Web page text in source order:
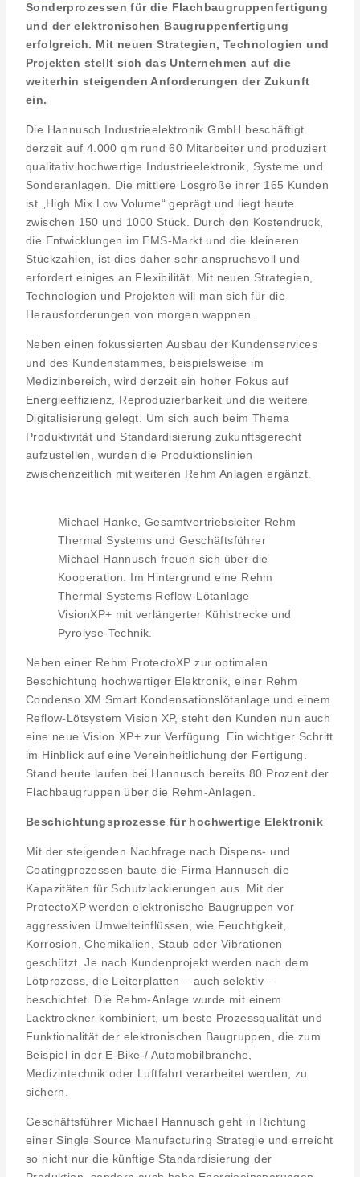
Sonderprozessen für die Flachbaugruppenfertigung
und der elektronischen Baugruppenfertigung
erfolgreich. Mit neuen Strategien, Technologien und
Projekten stellt sich das Unternehmen auf die
weiterhin steigenden Anforderungen der Zukunft
ein.
Die Hannusch Industrieelektronik GmbH beschäftigt
derzeit auf 4.000 qm rund 60 Mitarbeiter und produziert
qualitativ hochwertige Industrieelektronik, Systeme und
Sonderanlagen. Die mittlere Losgröße ihrer 165 Kunden
ist „High Mix Low Volume“ geprägt und liegt heute
zwischen 150 und 1000 Stück. Durch den Kostendruck,
die Entwicklungen im EMS-Markt und die kleineren
Stückzahlen, ist dies daher sehr anspruchsvoll und
erfordert einiges an Flexibilität. Mit neuen Strategien,
Technologien und Projekten will man sich für die
Herausforderungen von morgen wappnen.
Neben einen fokussierten Ausbau der Kundenservices
und des Kundenstammes, beispielsweise im
Medizinbereich, wird derzeit ein hoher Fokus auf
Energieeffizienz, Reproduzierbarkeit und die weitere
Digitalisierung gelegt. Um sich auch beim Thema
Produktivität und Standardisierung zukunftsgerecht
aufzustellen, wurden die Produktionslinien
zwischenzeitlich mit weiteren Rehm Anlagen ergänzt.
Michael Hanke, Gesamtvertriebsleiter Rehm
Thermal Systems und Geschäftsführer
Michael Hannusch freuen sich über die
Kooperation. Im Hintergrund eine Rehm
Thermal Systems Reflow-Lötanlage
VisionXP+ mit verlängerter Kühlstrecke und
Pyrolyse-Technik.
Neben einer Rehm ProtectoXP zur optimalen
Beschichtung hochwertiger Elektronik, einer Rehm
Condenso XM Smart Kondensationslötanlage und einem
Reflow-Lötsystem Vision XP, steht den Kunden nun auch
eine neue Vision XP+ zur Verfügung. Ein wichtiger Schritt
im Hinblick auf eine Vereinheitlichung der Fertigung.
Stand heute laufen bei Hannusch bereits 80 Prozent der
Flachbaugruppen über die Rehm-Anlagen.
Beschichtungsprozesse für hochwertige Elektronik
Mit der steigenden Nachfrage nach Dispens- und
Coatingprozessen baute die Firma Hannusch die
Kapazitäten für Schutzlackierungen aus. Mit der
ProtectoXP werden elektronische Baugruppen vor
aggressiven Umwelteinflüssen, wie Feuchtigkeit,
Korrosion, Chemikalien, Staub oder Vibrationen
geschützt. Je nach Kundenprojekt werden nach dem
Lötprozess, die Leiterplatten – auch selektiv –
beschichtet. Die Rehm-Anlage wurde mit einem
Lacktrockner kombiniert, um beste Prozessqualität und
Funktionalität der elektronischen Baugruppen, die zum
Beispiel in der E-Bike-/ Automobilbranche,
Medizintechnik oder Luftfahrt verarbeitet werden, zu
sichern.
Geschäftsführer Michael Hannusch geht in Richtung
einer Single Source Manufacturing Strategie und erreicht
so nicht nur die künftige Standardisierung der